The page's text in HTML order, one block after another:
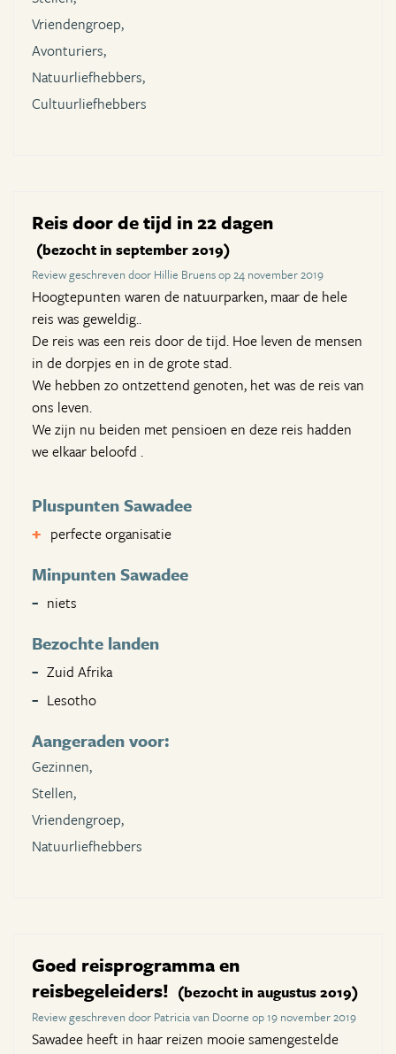
Vriendengroep,
Avonturiers,
Natuurliefhebbers,
Cultuurliefhebbers
Reis door de tijd in 22 dagen
(bezocht in september 2019)
Review geschreven door Hillie Bruens op 24 november 2019
Hoogtepunten waren de natuurparken, maar de hele
reis was geweldig..
De reis was een reis door de tijd. Hoe leven de mensen
in de dorpjes en in de grote stad.
We hebben zo ontzettend genoten, het was de reis van
ons leven.
We zijn nu beiden met pensioen en deze reis hadden
we elkaar beloofd .
Pluspunten Sawadee
perfecte organisatie
Minpunten Sawadee
niets
Bezochte landen
Zuid Afrika
Lesotho
Aangeraden voor:
Gezinnen,
Stellen,
Vriendengroep,
Natuurliefhebbers
Goed reisprogramma en
reisbegeleiders! (bezocht in augustus 2019)
Review geschreven door Patricia van Doorne op 19 november 2019
Sawadee heeft in haar reizen mooie samengestelde